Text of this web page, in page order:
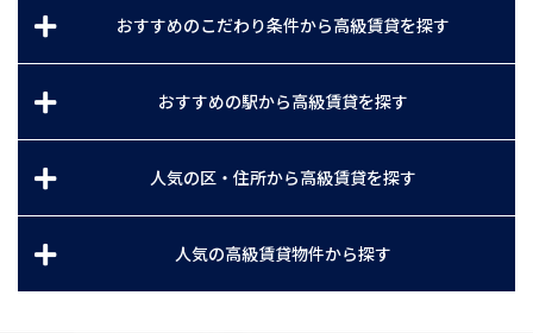
おすすめのこだわり条件から高級賃貸を探す
おすすめの駅から高級賃貸を探す
人気の区・住所から高級賃貸を探す
人気の高級賃貸物件から探す